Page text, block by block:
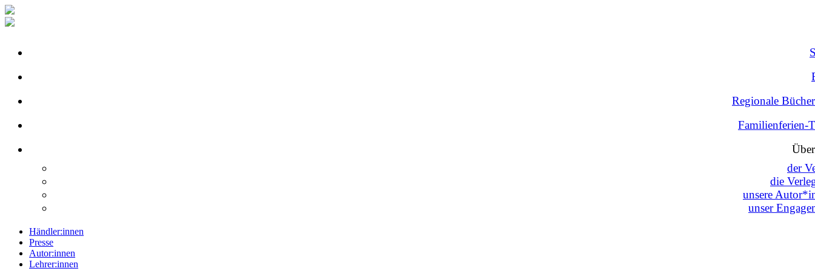
Regionale
Familienferien-
der
die
unsere
unser
Händler:innen
Presse
Autor:innen
Lehrer:innen